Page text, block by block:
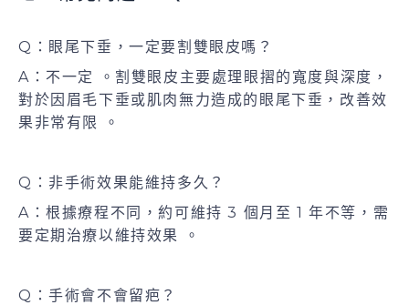
Q：眼尾下垂，一定要割雙眼皮嗎？
A：不一定 。割雙眼皮主要處理眼摺的寬度與深度，
對於因眉毛下垂或肌肉無力造成的眼尾下垂，改善效
果非常有限 。
Q：非手術效果能維持多久？
A：根據療程不同，約可維持 3 個月至 1 年不等，需
要定期治療以維持效果 。
Q：手術會不會留疤？